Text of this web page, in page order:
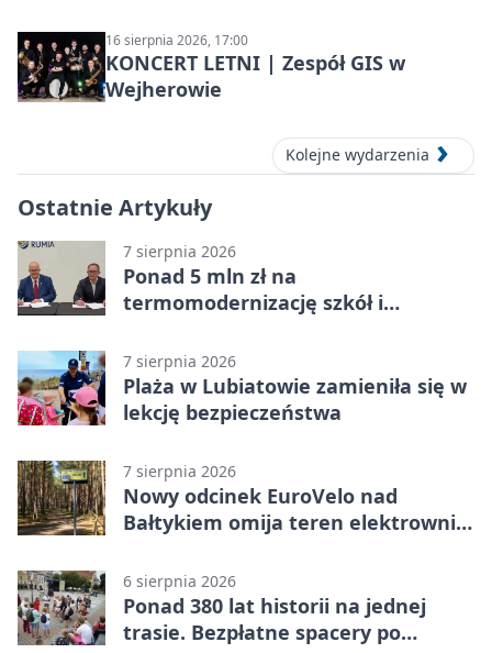
16 sierpnia 2026, 17:00
KONCERT LETNI | Zespół GIS w
Wejherowie
Kolejne wydarzenia
Ostatnie Artykuły
7 sierpnia 2026
Ponad 5 mln zł na
termomodernizację szkół i
7 sierpnia 2026
Plaża w Lubiatowie zamieniła się w
lekcję bezpieczeństwa
7 sierpnia 2026
Nowy odcinek EuroVelo nad
Bałtykiem omija teren elektrowni
6 sierpnia 2026
Ponad 380 lat historii na jednej
trasie. Bezpłatne spacery po